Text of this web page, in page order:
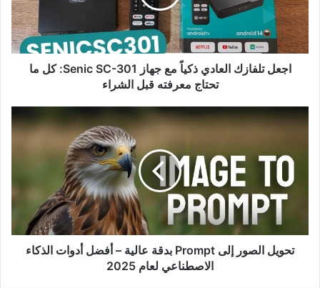
جهاز
Senic
SC-
301:
اجعل تلفازك العادي ذكياً مع جهاز Senic SC-301: كل ما
تحتاج معرفته قبل الشراء
تحويل
Prompt
عالية
أدوات
الذكاء
تحويل الصور إلى Prompt بدقة عالية – أفضل أدوات الذكاء
الاصطناعي لعام 2025